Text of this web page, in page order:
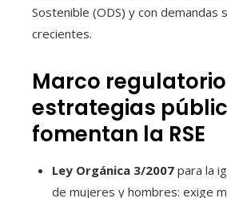
Sostenible (ODS) y con demandas
crecientes.
Marco
estrategias
fomentan la RSE
Ley Orgánica 3/2007 para la
de mujeres y hombres: exige